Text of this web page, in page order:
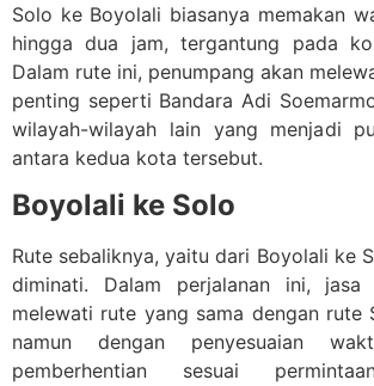
Solo ke Boyolali biasanya memakan
hingga dua jam, tergantung pada
Dalam rute ini, penumpang akan
penting seperti Bandara Adi
wilayah-wilayah lain yang menjadi
antara kedua kota tersebut.
Boyolali ke Solo
Rute sebaliknya, yaitu dari Boyolali ke
diminati. Dalam perjalanan ini, jasa
melewati rute yang sama dengan rute
namun dengan penyesuaian
pemberhentian sesuai